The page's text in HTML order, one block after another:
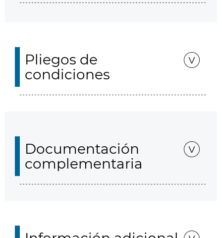
Pliegos de
condiciones
Documentación
complementaria